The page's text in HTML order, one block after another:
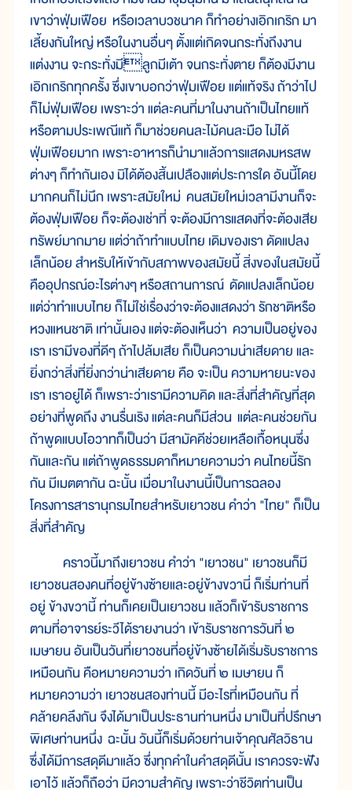
เขาว่าฟุ่มเฟือย หรือเวลาบวชนาค ก็ทำอย่างเอิกเกริก มา
เลี้ยงกันใหญ่ หรือในงานอื่นๆ ตั้งแต่เกิดจนกระทั่งถึงงาน
แต่งงาน จะกระทั่งมีลูกมีเต้า จนกระทั่งตาย ก็ต้องมีงาน
เอิกเกริกทุกครั้ง ซึ่งเขาบอกว่าฟุ่มเฟือย แต่แท้จริง ถ้าว่าไป
ก็ไม่ฟุ่มเฟือย เพราะว่า แต่ละคนที่มาในงานถ้าเป็นไทยแท้
หรือตามประเพณีแท้ ก็มาช่วยคนละไม้คนละมือ ไม่ได้
ฟุ่มเฟือยมาก เพราะอาหารก็นำมาแล้วการแสดงมหรสพ
ต่างๆ ก็ทำกันเอง มิได้ต้องสิ้นเปลืองแต่ประการใด อันนี้โดย
มากคนก็ไม่นึก เพราะสมัยใหม่ คนสมัยใหม่เวลามีงานก็จะ
ต้องฟุ่มเฟือย ก็จะต้องเช่าที่ จะต้องมีการแสดงที่จะต้องเสีย
ทรัพย์มากมาย แต่ว่าถ้าทำแบบไทย เดิมของเรา ดัดแปลง
เล็กน้อย สำหรับให้เข้ากับสภาพของสมัยนี้ สิ่งของในสมัยนี้
คืออุปกรณ์อะไรต่างๆ หรือสถานการณ์ ดัดแปลงเล็กน้อย
แต่ว่าทำแบบไทย ก็ไม่ใช่เรื่องว่าจะต้องแสดงว่า รักชาติหรือ
หวงแหนชาติ เท่านั้นเอง แต่จะต้องเห็นว่า ความเป็นอยู่ของ
เรา เรามีของที่ดีๆ ถ้าไปล้มเสีย ก็เป็นความน่าเสียดาย และ
ยิ่งกว่าสิ่งที่ยิ่งกว่าน่าเสียดาย คือ จะเป็น ความหายนะของ
เรา เราอยู่ได้ ก็เพราะว่าเรามีความคิด และสิ่งที่สำคัญที่สุด
อย่างที่พูดถึง งานรื่นเริง แต่ละคนก็มีส่วน แต่ละคนช่วยกัน
ถ้าพูดแบบโอวาทก็เป็นว่า มีสามัคคีช่วยเหลือเกื้อหนุนซึ่ง
กันและกัน แต่ถ้าพูดธรรมดาก็หมายความว่า คนไทยนี้รัก
กัน มีเมตตากัน ฉะนั้น เมื่อมาในงานนี้เป็นการฉลอง
โครงการสารานุกรมไทยสำหรับเยาวชน คำว่า "ไทย" ก็เป็น
สิ่งที่สำคัญ
คราวนี้มาถึงเยาวชน คำว่า "เยาวชน" เยาวชนก็มี
เยาวชนสองคนที่อยู่ข้างซ้ายและอยู่ข้างขวานี่ ก็เริ่มท่านที่
อยู่ ข้างขวานี้ ท่านก็เคยเป็นเยาวชน แล้วก็เข้ารับราชการ
ตามที่อาจารย์ระวีได้รายงานว่า เข้ารับราชการวันที่ ๒
เมษายน อันเป็นวันที่เยาวชนที่อยู่ข้างซ้ายได้เริ่มรับราชการ
เหมือนกัน คือหมายความว่า เกิดวันที่ ๒ เมษายน ก็
หมายความว่า เยาวชนสองท่านนี้ มีอะไรที่เหมือนกัน ที่
คล้ายคลึงกัน จึงได้มาเป็นประธานท่านหนึ่ง มาเป็นที่ปรึกษา
พิเศษท่านหนึ่ง ฉะนั้น วันนี้ก็เริ่มด้วยท่านเจ้าคุณศัลวิธาน
ซึ่งได้มีการสดุดีมาแล้ว ซึ่งทุกคำในคำสดุดีนั้น เราควรจะฟัง
เอาไว้ แล้วก็ถือว่า มีความสำคัญ เพราะว่าชีวิตท่านเป็น